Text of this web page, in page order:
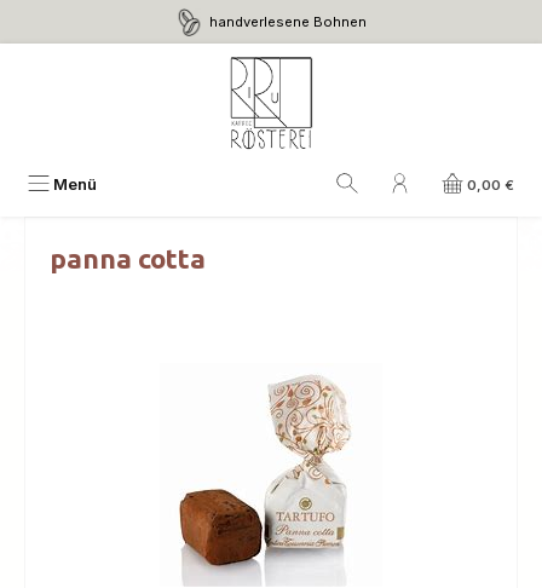
Zum Hauptinhalt springen handverlesene Bohnen
Menü 0,00 €
panna cotta